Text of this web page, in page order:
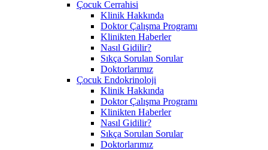
Çocuk Cerrahisi
Klinik Hakkında
Doktor Çalışma Programı
Klinikten Haberler
Nasıl Gidilir?
Sıkça Sorulan Sorular
Doktorlarımız
Çocuk Endokrinoloji
Klinik Hakkında
Doktor Çalışma Programı
Klinikten Haberler
Nasıl Gidilir?
Sıkça Sorulan Sorular
Doktorlarımız